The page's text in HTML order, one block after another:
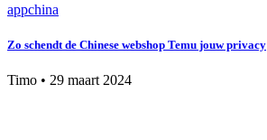
appchina
Zo schendt de Chinese webshop Temu jouw privacy
Timo • 29 maart 2024